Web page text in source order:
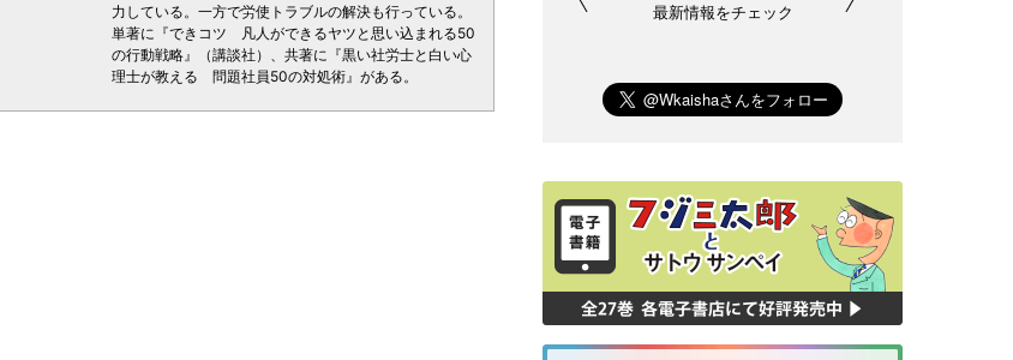
力している。一方で労使トラブルの解決も行っている。
単著に『できコツ 凡人ができるヤツと思い込まれる50
の行動戦略』（講談社）、共著に『黒い社労士と白い心
理士が教える 問題社員50の対処術』がある。
最新情報をチェック